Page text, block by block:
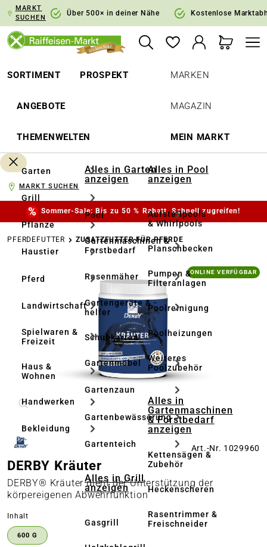
Zur Hauptnavigation springen
MARKT
SUCHEN
Über 500× in deiner Nähe Kostenlose
SORTIMENT PROSPEKT
ANGEBOTE
THEMENWELTEN
MARKEN
MAGAZIN
MEIN MARKT
Garten
Grill
Pflanze
Haustier
Pferd
Landwirtschaft
Spielwaren &
Freizeit
Haus &
Wohnen
Handwerken
Bekleidung
Alles in Garten
anzeigen
Pool
Gartenmaschinen &
Forstbedarf
Rasenmäher
Gartengeräte & -
helfer
Schubkarren
Gartenmöbel
Gartenzaun
Gartenbewässerung
Gartenteich
Alles in Grill
anzeigen
Gasgrill
Alles in Pool
anzeigen
Aufstellpools
& Whirlpools
Planschbecken
Pumpen &
Filteranlagen
Poolreinigung
Poolheizungen
Weiteres
Poolzubehör
Alles in
Gartenmaschinen
& Forstbedarf
anzeigen
Kettensägen &
Zubehör
Heckenscheren
Rasentrimmer &
Freischneider
MARKT SUCHEN
Sommer-Sale: Bis zu 50 % Rabatt. Schnell zugreifen!
PFERDEFUTTER ZUSATZFUTTER FÜR PFERDE
Bildergalerie überspringen ONLINE VERFÜGBAR
Art.-Nr. 1029960
DERBY Kräuter
DERBY® Kräuter dient der Unterstützung der
körpereigenen Abwehrfunktion
Inhalt
600 G